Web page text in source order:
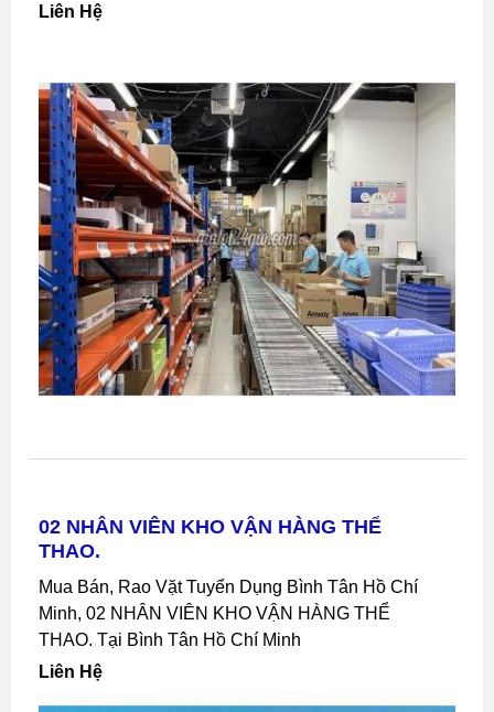
Liên Hệ
02 NHÂN VIÊN KHO VẬN HÀNG THỂ
THAO.
Mua Bán, Rao Vặt Tuyển Dụng Bình Tân Hồ Chí
Minh, 02 NHÂN VIÊN KHO VẬN HÀNG THỂ
THAO. Tại Bình Tân Hồ Chí Minh
Liên Hệ